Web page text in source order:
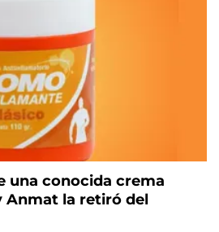
una conocida crema
la retiró del